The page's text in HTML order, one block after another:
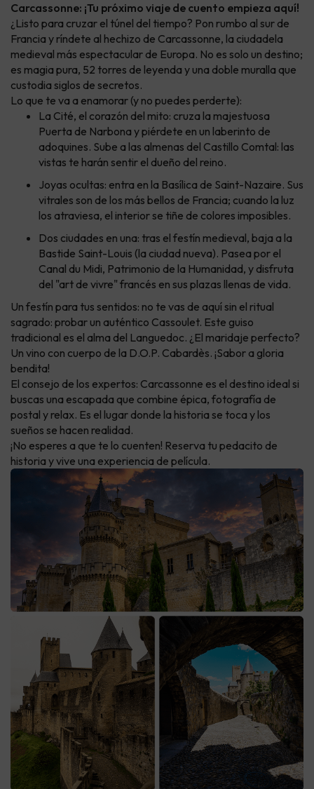
Carcassonne: ¡Tu próximo viaje de cuento empieza aquí!
¿Listo para cruzar el túnel del tiempo? Pon rumbo al sur de
Francia y ríndete al hechizo de Carcassonne, la ciudadela
medieval más espectacular de Europa. No es solo un destino;
es magia pura, 52 torres de leyenda y una doble muralla que
custodia siglos de secretos.
Lo que te va a enamorar (y no puedes perderte):
La Cité, el corazón del mito: cruza la majestuosa
Puerta de Narbona y piérdete en un laberinto de
adoquines. Sube a las almenas del Castillo Comtal: las
vistas te harán sentir el dueño del reino.
Joyas ocultas: entra en la Basílica de Saint-Nazaire. Sus
vitrales son de los más bellos de Francia; cuando la luz
los atraviesa, el interior se tiñe de colores imposibles.
Dos ciudades en una: tras el festín medieval, baja a la
Bastide Saint-Louis (la ciudad nueva). Pasea por el
Canal du Midi, Patrimonio de la Humanidad, y disfruta
del "art de vivre" francés en sus plazas llenas de vida.
Un festín para tus sentidos: no te vas de aquí sin el ritual
sagrado: probar un auténtico Cassoulet. Este guiso
tradicional es el alma del Languedoc. ¿El maridaje perfecto?
Un vino con cuerpo de la D.O.P. Cabardès. ¡Sabor a gloria
bendita!
El consejo de los expertos: Carcassonne es el destino ideal si
buscas una escapada que combine épica, fotografía de
postal y relax. Es el lugar donde la historia se toca y los
sueños se hacen realidad.
¡No esperes a que te lo cuenten! Reserva tu pedacito de
historia y vive una experiencia de película.